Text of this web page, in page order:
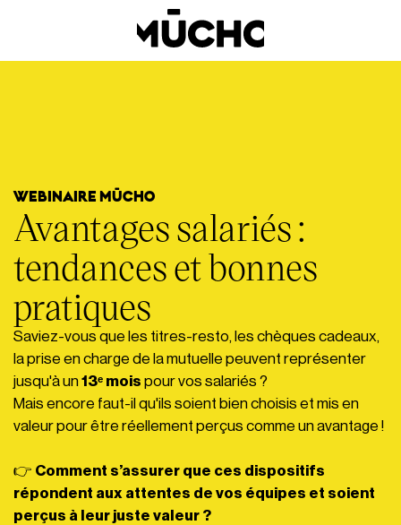
WEBINAIRE MŪCHO
Avantages salariés :
tendances et bonnes
pratiques
Saviez-vous que les titres-resto, les chèques cadeaux,
la prise en charge de la mutuelle peuvent représenter
jusqu'à un13ᵉ mois pour vos salariés ?
Mais encore faut-il qu'ils soient bien choisis et mis en
valeur pour être réellement perçus comme un avantage !
👉 Comment s’assurer que ces dispositifs
répondent aux attentes de vos équipes et soient
perçus à leur juste valeur ?